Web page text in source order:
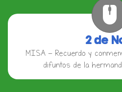
2 de
MISA - Recuerdo y
difuntos de la